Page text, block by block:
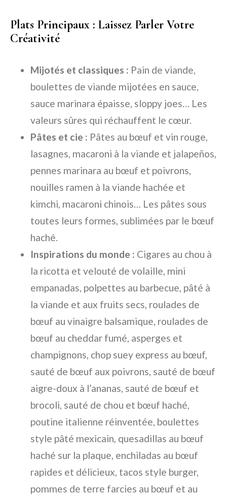
Plats Principaux : Laissez Parler Votre
Créativité
Mijotés et classiques : Pain de viande,
boulettes de viande mijotées en sauce,
sauce marinara épaisse, sloppy joes… Les
valeurs sûres qui réchauffent le cœur.
Pâtes et cie : Pâtes au bœuf et vin rouge,
lasagnes, macaroni à la viande et jalapeños,
pennes marinara au bœuf et poivrons,
nouilles ramen à la viande hachée et
kimchi, macaroni chinois… Les pâtes sous
toutes leurs formes, sublimées par le bœuf
haché.
Inspirations du monde : Cigares au chou à
la ricotta et velouté de volaille, mini
empanadas, polpettes au barbecue, pâté à
la viande et aux fruits secs, roulades de
bœuf au vinaigre balsamique, roulades de
bœuf au cheddar fumé, asperges et
champignons, chop suey express au bœuf,
sauté de bœuf aux poivrons, sauté de bœuf
aigre-doux à l’ananas, sauté de bœuf et
brocoli, sauté de chou et bœuf haché,
poutine italienne réinventée, boulettes
style pâté mexicain, quesadillas au bœuf
haché sur la plaque, enchiladas au bœuf
rapides et délicieux, tacos style burger,
pommes de terre farcies au bœuf et au